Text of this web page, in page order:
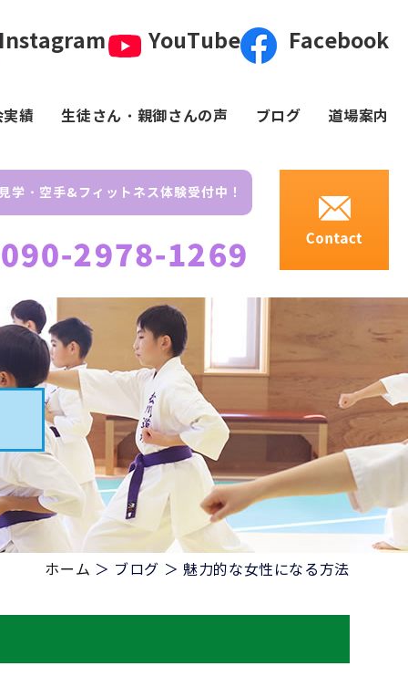
Instagram YouTube Facebook
実績 生徒さん・親御さんの声 ブログ 道場案内
学・空手&フィットネス体験受付中！
ホーム ＞ ブログ ＞ 魅力的な女性になる方法